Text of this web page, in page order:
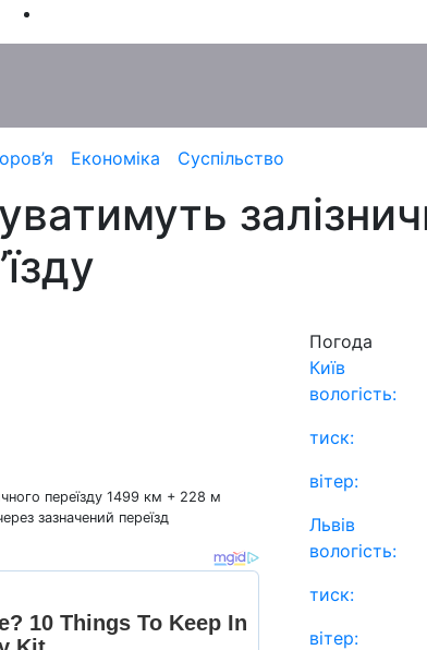
Економіка Суспільство
переїзду 1499 км + 228 м
зазначений переїзд
Погода
Київ
вологість:
тиск:
вітер:
Львів
вологість:
тиск:
вітер: